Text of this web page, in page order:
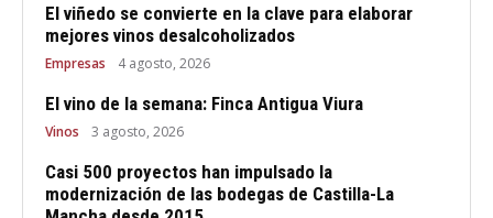
El viñedo se convierte en la clave para elaborar
mejores vinos desalcoholizados
Empresas 4 agosto, 2026
El vino de la semana: Finca Antigua Viura
Vinos 3 agosto, 2026
Casi 500 proyectos han impulsado la
modernización de las bodegas de Castilla-La